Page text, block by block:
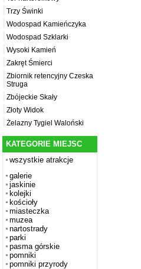
Trzy Świnki
Wodospad Kamieńczyka
Wodospad Szklarki
Wysoki Kamień
Zakręt Śmierci
Zbiornik retencyjny Czeska
Struga
Zbójeckie Skały
Złoty Widok
Żelazny Tygiel Waloński
KATEGORIE MIEJSC
wszystkie atrakcje
galerie
jaskinie
kolejki
kościoły
miasteczka
muzea
nartostrady
parki
pasma górskie
pomniki
pomniki przyrody